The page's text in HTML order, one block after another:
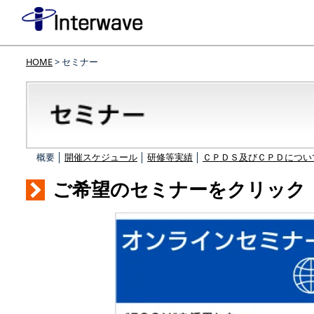
HOME> セミナー
概要 │ 開催スケジュール 研修等実績 ＣＰＤＳ及びＣＰＤにつ
ご希望のセミナーをクリック